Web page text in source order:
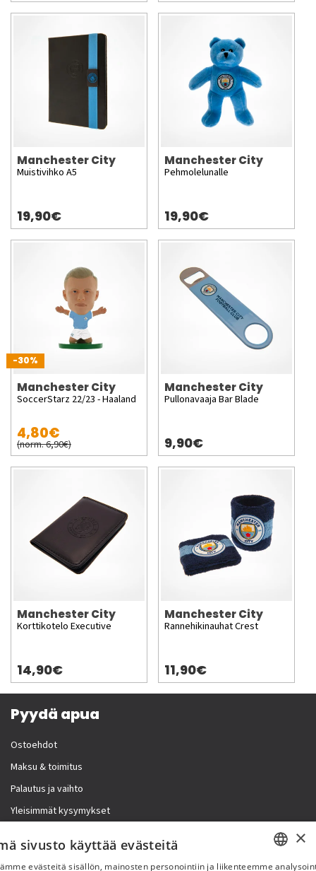
Manchester City
Muistivihko A5
19,90€
Manchester City
Pehmolelunalle
19,90€
-30%
Manchester City
SoccerStarz 22/23 - Haaland
4,80€
(norm. 6,90€)
Manchester City
Pullonavaaja Bar Blade
9,90€
Manchester City
Korttikotelo Executive
14,90€
Manchester City
Rannehikinauhat Crest
11,90€
Pyydä apua
Ostoehdot
Maksu & toimitus
Palautus ja vaihto
Yleisimmät kysymykset
Lisää meistä ×
sivusto käyttää evästeitä
evästeitä sisällön, mainosten personointiin ja liikenteemme